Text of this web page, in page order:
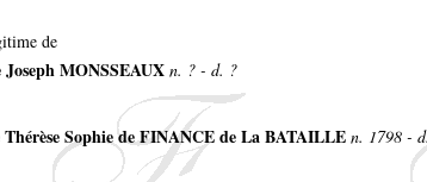
de
MONSSEAUX n. ? - d. ?
Sophie de FINANCE de La BATAILLE n. 1798 -